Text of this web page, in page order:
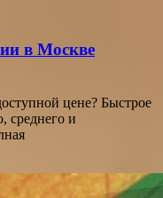
в Москве
цене? Быстрое
среднего и